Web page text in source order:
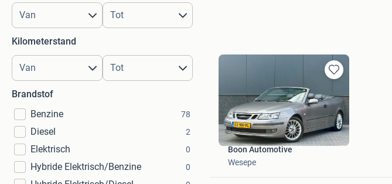
Kilometerstand
Brandstof
Benzine
78
Diesel 2
Elektrisch 0
Hybride Elektrisch/Benzine 0
Bewaren
Mijn
Favorieten
Boon Automotive
Wesepe